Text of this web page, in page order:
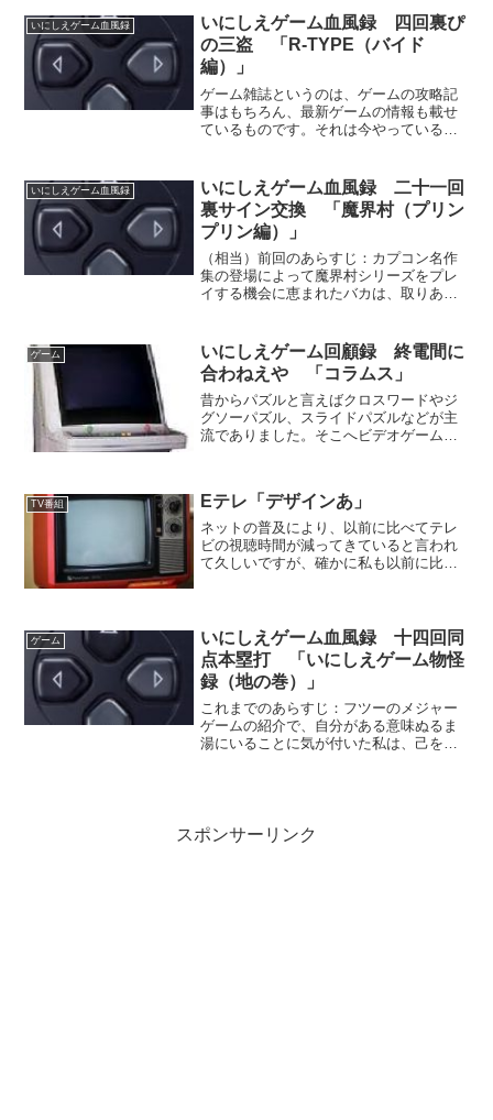
う。QIXはやはりタイトーで開発された
陣取りゲームで、基本的...
いにしえゲーム血風録
いにしえゲーム血風録 四回裏ぴ
の三盗 「R-TYPE（バイド
編）」
ゲーム雑誌というのは、ゲームの攻略記
事はもちろん、最新ゲームの情報も載せ
ているものです。それは今やっている
取り上げられていました。曰く「伝説復
活！」とか「名作に触れ...
いにしえゲーム血風録
いにしえゲーム血風録 二十一回
裏サイン交換 「魔界村（プリン
プリン編）」
（相当）前回のあらすじ：カプコン名作
集の登場によって魔界村シリーズをプレ
イする機会に恵まれたバカは、取りあえ
するバカだった。 メイン画面に戻り、
ゴクリと生唾を飲み込みな...
ゲーム
いにしえゲーム回顧録 終電間に
合わねえや 「コラムス」
昔からパズルと言えばクロスワードやジ
グソーパズル、スライドパズルなどが主
流でありました。そこへビデオゲームが
めきを求めるものが多かったように思え
ます。その最たるものが所...
TV番組 Eテレ「デザインあ」
ネットの普及により、以前に比べてテレ
ビの視聴時間が減ってきていると言われ
て久しいですが、確かに私も以前に比べ
く分からなくなりました。...
ゲーム
いにしえゲーム血風録 十四回同
点本塁打 「いにしえゲーム物怪
録（地の巻）」
これまでのあらすじ：フツーのメジャー
ゲームの紹介で、自分がある意味ぬるま
湯にいることに気が付いた私は、己を叱
スポンサーリンク